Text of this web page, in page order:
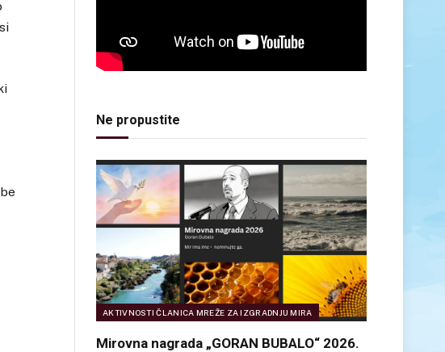
Ne propustite
AKTIVNOSTI ČLANICA MREŽE ZA IZGRADNJU MIRA
Mirovna nagrada „GORAN BUBALO“ 2026.